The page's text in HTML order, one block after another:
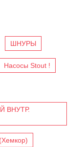
ШНУРЫ
Насосы Stout !
ВНУТР.